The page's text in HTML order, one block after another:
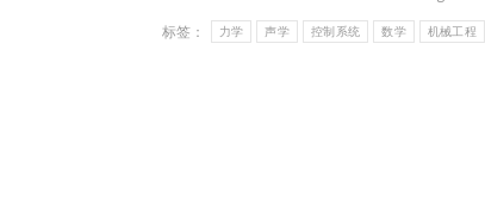
标签：
力学 声学 控制系统 数学 机械工程